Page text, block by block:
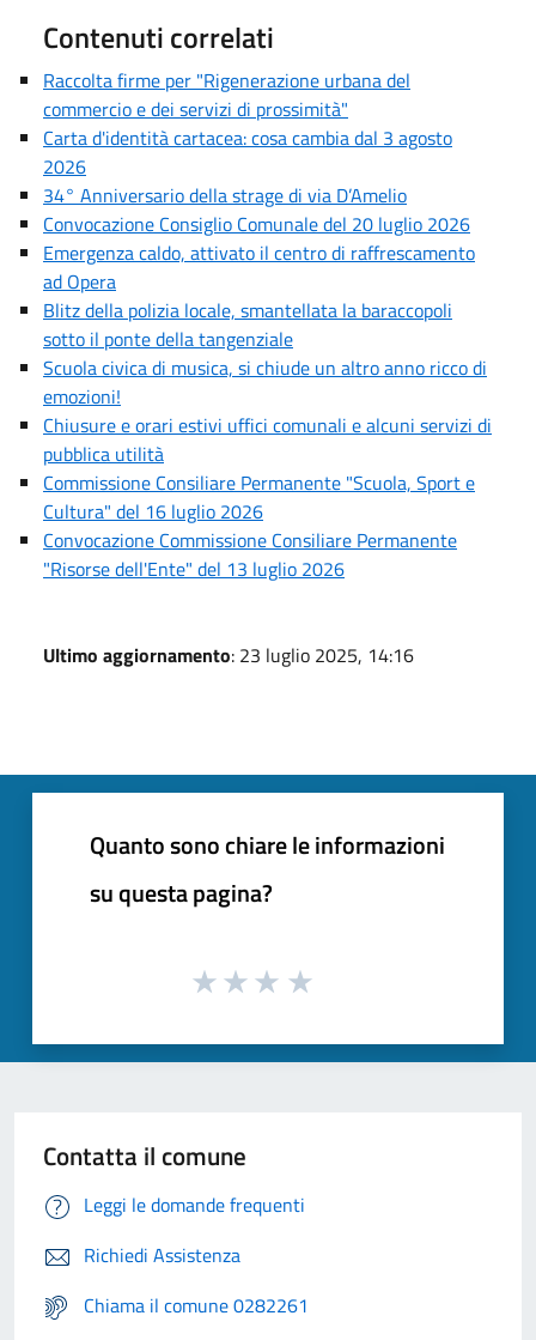
Contenuti correlati
Raccolta firme per "Rigenerazione urbana del
commercio e dei servizi di prossimità"
Carta d'identità cartacea: cosa cambia dal 3 agosto
2026
34° Anniversario della strage di via D’Amelio
Convocazione Consiglio Comunale del 20 luglio 2026
Emergenza caldo, attivato il centro di raffrescamento
ad Opera
Blitz della polizia locale, smantellata la baraccopoli
sotto il ponte della tangenziale
Scuola civica di musica, si chiude un altro anno ricco di
emozioni!
Chiusure e orari estivi uffici comunali e alcuni servizi di
pubblica utilità
Commissione Consiliare Permanente "Scuola, Sport e
Cultura" del 16 luglio 2026
Convocazione Commissione Consiliare Permanente
"Risorse dell'Ente" del 13 luglio 2026
Ultimo aggiornamento: 23 luglio 2025, 14:16
Quanto sono chiare le informazioni
su questa pagina?
Contatta il comune
Leggi le domande frequenti
Richiedi Assistenza
Chiama il comune 0282261